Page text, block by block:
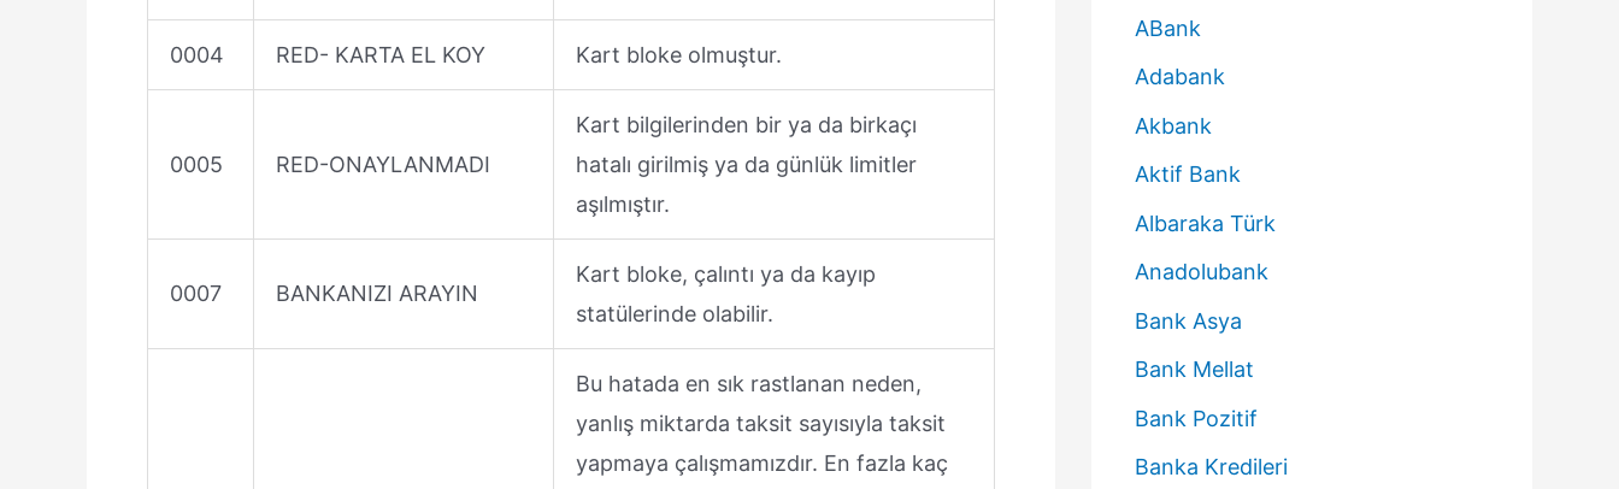
0004 RED- KARTA EL KOY Kart bloke olmuştur.
0005 RED-ONAYLANMADI
Kart bilgilerinden bir ya da birkaçı
hatalı girilmiş ya da günlük limitler
aşılmıştır.
0007 BANKANIZI ARAYIN
Kart bloke, çalıntı ya da kayıp
statülerinde olabilir.
Bu hatada en sık rastlanan neden,
yanlış miktarda taksit sayısıyla taksit
yapmaya çalışmamızdır. En fazla kaç
ABank
Adabank
Akbank
Aktif Bank
Albaraka Türk
Anadolubank
Bank Asya
Bank Mellat
Bank Pozitif
Banka Kredileri